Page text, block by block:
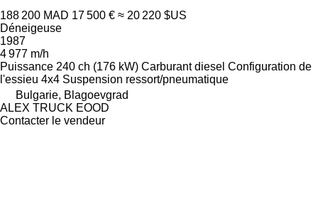
188 200 MAD 17 500 € ≈ 20 220 $US
Déneigeuse
1987
4 977 m/h
Puissance 240 ch (176 kW) Carburant diesel Configuration de
l'essieu 4x4 Suspension ressort/pneumatique
Bulgarie, Blagoevgrad
ALEX TRUCK EOOD
Contacter le vendeur